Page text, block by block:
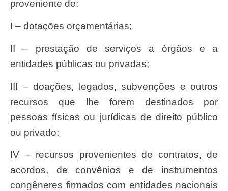
proveniente de:
I – dotações orçamentárias;
II – prestação de serviços a órgãos e a
entidades públicas ou privadas;
III – doações, legados, subvenções e outros
recursos que lhe forem destinados por
pessoas físicas ou jurídicas de direito público
ou privado;
IV – recursos provenientes de contratos, de
acordos, de convênios e de instrumentos
congêneres firmados com entidades nacionais